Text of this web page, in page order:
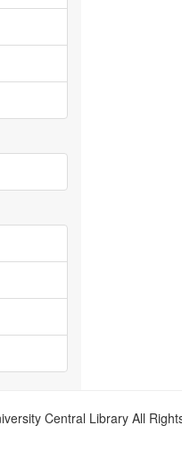
Central Library All